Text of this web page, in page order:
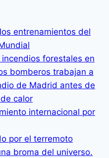
entrenamientos del
forestales en
bomberos trabajan a
de Madrid antes de
calor
internacional por
por el terremoto
broma del universo.